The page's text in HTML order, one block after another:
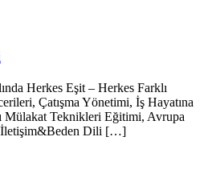
Herkes Eşit – Herkes Farklı
Çatışma Yönetimi, İş Hayatına
Mülakat Teknikleri Eğitimi, Avrupa
İletişim&Beden Dili […]